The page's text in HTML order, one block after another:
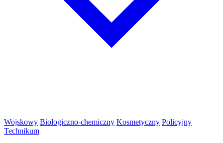
Wojskowy Biologiczno-chemiczny Kosmetyczny Policyjny
Technikum